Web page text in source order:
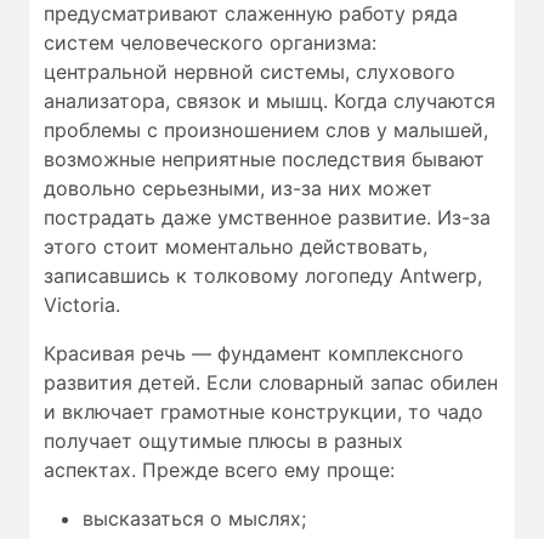
предусматривают слаженную работу ряда
систем человеческого организма:
центральной нервной системы, слухового
анализатора, связок и мышц. Когда случаются
проблемы c произношением слов у малышей,
возможные неприятные последствия бывают
довольно серьезными, из-за них может
пострадать даже умственное развитие. Из-за
этого стоит моментально действовать,
записавшись к толковому логопеду Antwerp,
Victoria.
Красивая речь — фундамент комплексного
развития детей. Если словарный запас обилен
и включает грамотные конструкции, то чадо
получает ощутимые плюсы в разных
аспектах. Прежде всего ему проще:
высказаться о мыслях;